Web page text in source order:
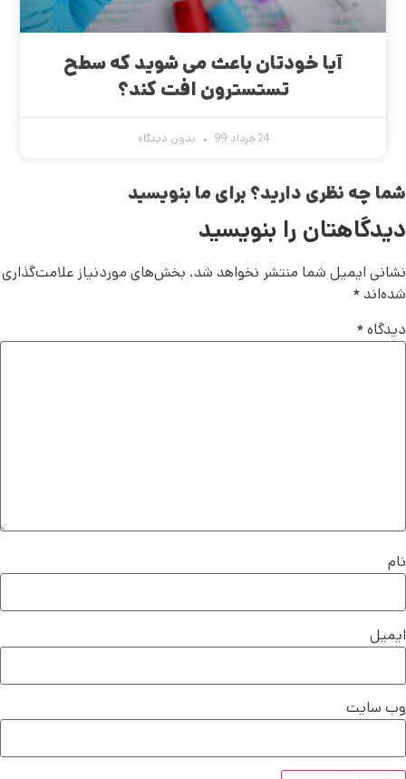
آیا خودتان باعث می‌ شوید که سطح
تستسترون افت کند؟
24 خرداد 99 بدون دیدگاه
شما چه نظری دارید؟ برای ما بنویسید
دیدگاهتان را بنویسید
نشانی ایمیل شما منتشر نخواهد شد. بخش‌های موردنیاز علامت‌گذاری
شده‌اند*
دیدگاه*
نام
ایمیل
وب‌ سایت